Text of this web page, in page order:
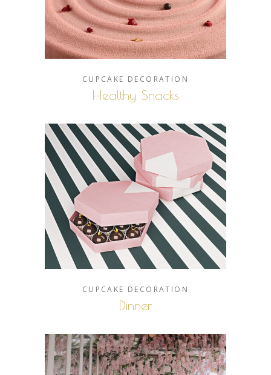
CUPCAKE DECORATION
Healthy Snacks
CUPCAKE DECORATION
Dinner